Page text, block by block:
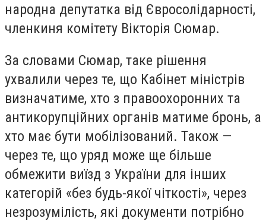
народна депутатка від Євросолідарності,
членкиня комітету Вікторія Сюмар.
За словами Сюмар, таке рішення
ухвалили через те, що Кабінет міністрів
визначатиме, хто з правоохоронних та
антикорупційних органів матиме бронь, а
хто має бути мобілізований. Також —
через те, що уряд може ще більше
обмежити виїзд з України для інших
категорій «без будь-якої чіткості», через
незрозумілість, які документи потрібно